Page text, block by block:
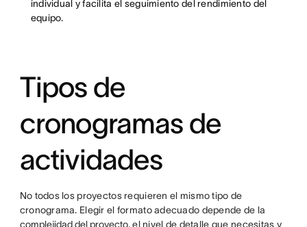
individual y facilita el seguimiento del rendimiento del
equipo.
Tipos de
cronogramas de
actividades
No todos los proyectos requieren el mismo tipo de
cronograma. Elegir el formato adecuado depende de la
complejidad del proyecto, el nivel de detalle que necesitas y